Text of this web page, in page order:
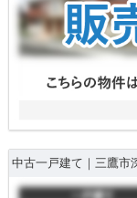
中古一戸建て｜三鷹市